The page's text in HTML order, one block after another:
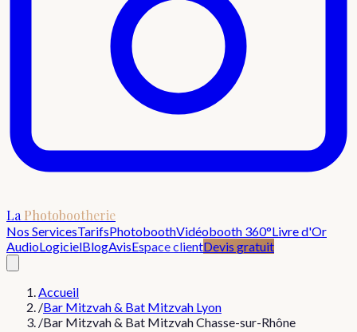
La Photobootherie
Nos ServicesTarifsPhotoboothVidéobooth 360°Livre d'Or
AudioLogicielBlogAvisEspace clientDevis gratuit
Accueil
/Bar Mitzvah & Bat Mitzvah Lyon
/Bar Mitzvah & Bat Mitzvah Chasse-sur-Rhône